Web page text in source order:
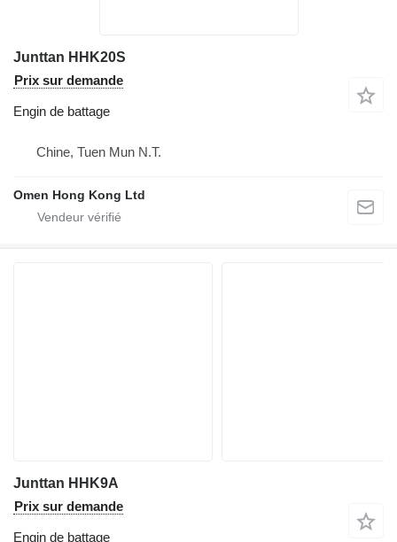
Junttan HHK20S
Prix sur demande
Engin de battage
Chine, Tuen Mun N.T.
Omen Hong Kong Ltd
Junttan HHK9A
Prix sur demande
Engin de battage